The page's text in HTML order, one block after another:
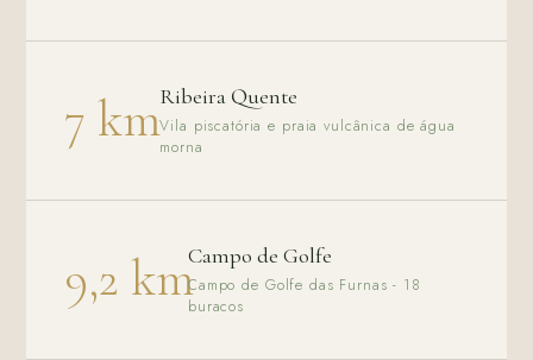
7 kmRibeira Quente
Vila piscatória e praia vulcânica de água
morna
9,2 kmCampo de Golfe
Campo de Golfe das Furnas - 18
buracos